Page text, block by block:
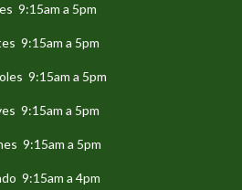
9:15am a 5pm
9:15am a 5pm
9:15am a 5pm
9:15am a 5pm
9:15am a 5pm
9:15am a 4pm